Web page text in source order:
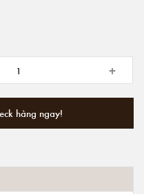
+
hàng ngay!